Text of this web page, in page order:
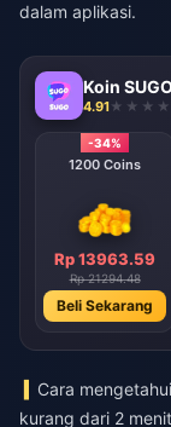
dalam aplikasi.
Koin
4.91
-34%
1200 Coins
Rp 13963.59
Rp 21294.48
Beli Sekarang
Cara
kurang dari 2 menit